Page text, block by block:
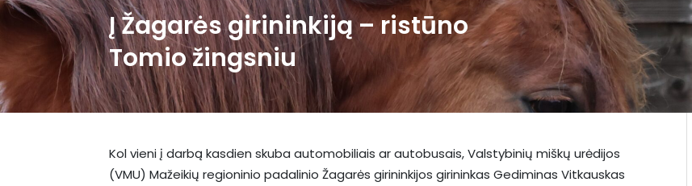
Į Žagarės girininkiją – ristūno
Tomio žingsniu
Kol vieni į darbą kasdien skuba automobiliais ar autobusais, Valstybinių miškų urėdijos
(VMU) Mažeikių regioninio padalinio Žagarės girininkijos girininkas Gediminas Vitkauskas